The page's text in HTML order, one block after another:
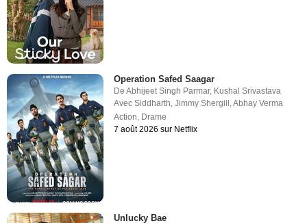
Operation Safed Saagar
DeAbhijeet Singh Parmar, Kushal Srivastava
AvecSiddharth,Jimmy Shergill ,Abhay Verma
Action, Drame
7 août 2026 sur Netflix
Unlucky Bae